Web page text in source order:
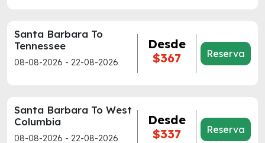
Santa Barbara To
Tennessee
08-08-2026 - 22-08-2026
Desde
$367
Reserva
Santa Barbara To West
Columbia
08-08-2026 - 22-08-2026
Desde
$337
Reserva